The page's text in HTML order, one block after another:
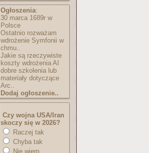
Ogłoszenia:
30 marca 1689r w
Polsce
Ostatnio rozważam
wdrożenie Symfonii w
chmu..
Jakie są rzeczywiste
koszty wdrożenia AI
dobre szkolenia lub
materiały dotyczące
Arc..
Dodaj ogłoszenie..
Czy wojna USA/Iran
skoczy się w 2026?
Raczej tak
Chyba tak
Nie wiem